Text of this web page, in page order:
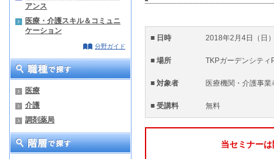
アンス
医療・介護スキル＆コミュニ
ケーション
分野ガイド
医療
介護
調剤薬局
■ 日時 2018年2月4日（日
■ 場所 TKPガーデンシティ
■ 対象者 医療機関・介
■ 受講料 無料
当セミナー